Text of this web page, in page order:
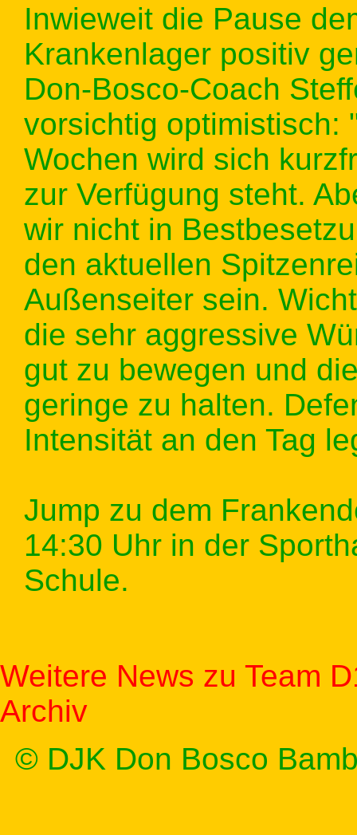
Inwieweit die Pause
Krankenlager positiv
Don-Bosco-Coach
vorsichtig optimistisch:
Wochen wird sich
zur Verfügung steht.
wir nicht in
den aktuellen
Außenseiter sein.
die sehr aggressive
gut zu bewegen und
geringe zu halten.
Intensität an den Tag
Jump zu dem
14:30 Uhr in der
Schule.
Weitere News zu Team
Archiv
© DJK Don Bosco